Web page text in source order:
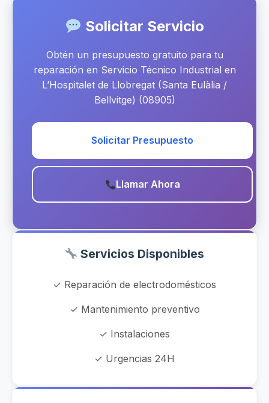
Solicitar Servicio
Obtén un presupuesto gratuito para tu
reparación en Servicio Técnico Industrial en
L’Hospitalet de Llobregat (Santa Eulàlia /
Bellvitge) (08905)
Solicitar Presupuesto
Llamar Ahora
Servicios Disponibles
✓ Reparación de electrodomésticos
✓ Mantenimiento preventivo
✓ Instalaciones
✓ Urgencias 24H